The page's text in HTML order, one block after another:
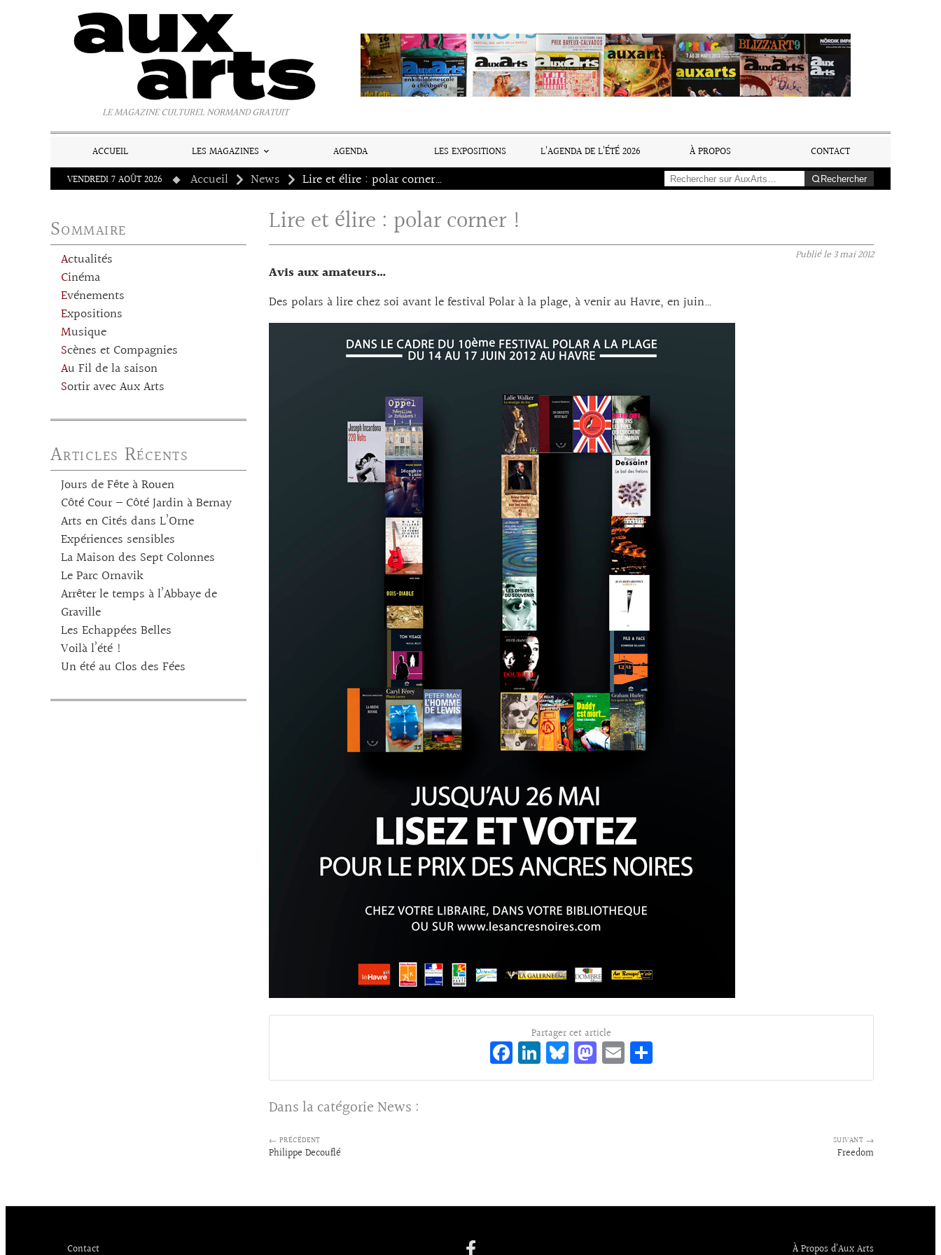
LE MAGAZINE CULTUREL NORMAND GRATUIT
ACCUEIL LES MAGAZINES AGENDA LES EXPOSITIONS L’AGENDA DE L’ÉTÉ 2026 À PROPOS
CONTACT
VENDREDI 7 AOÛT 2026
Accueil News Lire et élire : polar corner ! Rechercher
Sommaire
Actualités
Cinéma
Evénements
Expositions
Musique
Scènes et Compagnies
Au Fil de la saison
Sortir avec Aux Arts
Articles Récents
Jours de Fête à Rouen
Côté Cour – Côté Jardin à Bernay
Arts en Cités dans L’Orne
Expériences sensibles
La Maison des Sept Colonnes
Le Parc Ornavik
Arrêter le temps à l’Abbaye de
Graville
Les Echappées Belles
Voilà l’été !
Un été au Clos des Fées
Lire et élire : polar corner !
Publié le3 mai 2012
Avis aux amateurs…
Des polars à lire chez soi avant le festival Polar à la plage, à venir au Havre, en juin…
Partager cet article
Fa
ce
Li
n
Bl
ue
M
as
E
m rt
Dans la catégorie News :
← PRÉCÉDENT
Philippe Decouflé
SUIVANT →
Freedom
Contact À Propos d’Aux Arts
Panneau de gestion des cookies